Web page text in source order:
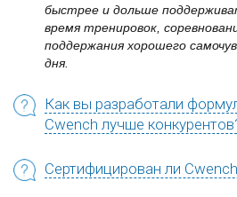
быстрее и дольше
время тренировок,
поддержания хорошего
дня.
Как вы разработали
Cwench лучше
Сертифицирован ли